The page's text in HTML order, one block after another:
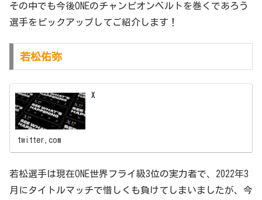
その中でも今後ONEのチャンピオンベルトを巻くであろう
選手をピックアップしてご紹介します！
若松佑弥
X
twitter.com
若松選手は現在ONE世界フライ級3位の実力者で、2022年3
月にタイトルマッチで惜しくも負けてしまいましたが、今